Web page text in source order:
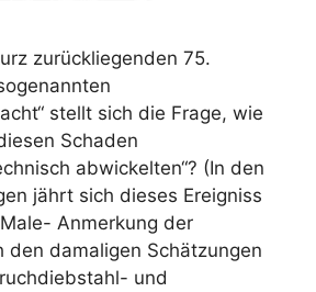
zurückliegenden 75.
stellt sich die Frage, wie
Schaden
abwickelten“? (In den
jährt sich dieses Ereigniss
Anmerkung der
den damaligen Schätzungen
und